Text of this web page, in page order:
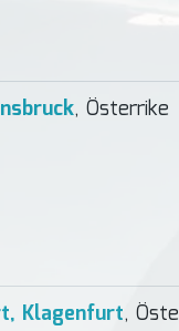
, Österrike
Klagenfurt,